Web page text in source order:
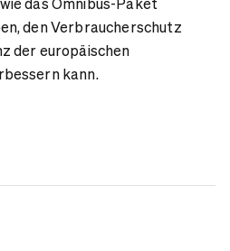
den Verbraucherschutz
der europäischen
kann.